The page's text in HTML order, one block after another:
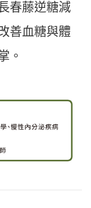
春藤逆糖減
善血糖與體
。